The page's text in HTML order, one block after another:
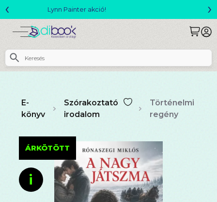
Megjelent! L. J. Shen: Legvadabb álmaimban szeretlek
‹ ›
E-
könyv
Szórakoztató
irodalom
Történelmi
regény
ÁRKÖTÖTT
i